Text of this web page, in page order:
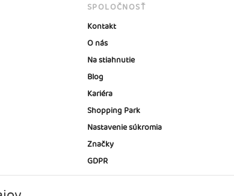
SPOLOČNOSŤ
Kontakt
O nás
Na stiahnutie
Blog
Kariéra
Shopping Park
Nastavenie súkromia
Značky
GDPR